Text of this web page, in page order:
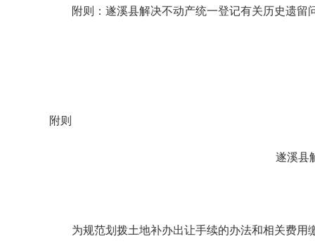
附则：遂溪县解决不动产统一登记有关历史遗留
附则
遂溪县解
为规范划拨土地补办出让手续的办法和相关费用